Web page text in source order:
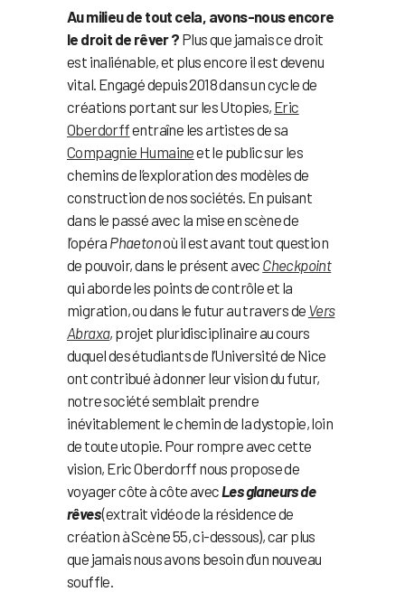
Au milieu de tout cela, avons-nous encore
le droit de rêver ? Plus que jamais ce droit
est inaliénable, et plus encore il est devenu
vital. Engagé depuis 2018 dans un cycle de
créations portant sur les Utopies, Eric
Oberdorffentraîne les artistes de sa
Compagnie Humaineet le public sur les
chemins de l’exploration des modèles de
construction de nos sociétés. En puisant
dans le passé avec la mise en scène de
l’opéra Phaetonoù il est avant tout question
de pouvoir, dans le présent avec Checkpoint
qui aborde les points de contrôle et la
migration, ou dans le futur au travers de Vers
Abraxa, projet pluridisciplinaire au cours
duquel des étudiants de l’Université de Nice
ont contribué à donner leur vision du futur,
notre société semblait prendre
inévitablement le chemin de la dystopie, loin
de toute utopie. Pour rompre avec cette
vision, Eric Oberdorff nous propose de
voyager côte à côte avecLes glaneurs de
rêves(extrait vidéo de la résidence de
création à Scène 55, ci-dessous), car plus
que jamais nous avons besoin d’un nouveau
souffle.